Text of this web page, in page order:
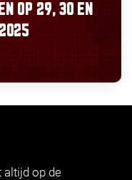
OP 29, 30 EN
altijd op de